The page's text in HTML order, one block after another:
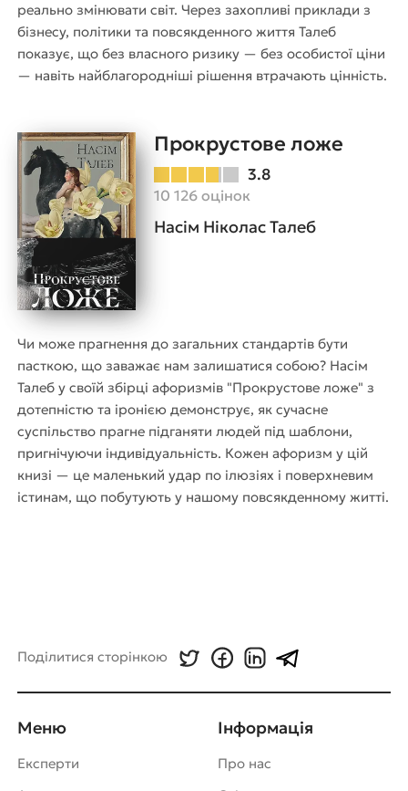
реально змінювати світ. Через захопливі приклади з
бізнесу, політики та повсякденного життя Талеб
показує, що без власного ризику — без особистої ціни
— навіть найблагородніші рішення втрачають цінність.
Прокрустове ложе
3.8
10 126 оцінок
Насім Ніколас Талеб
Чи може прагнення до загальних стандартів бути
пасткою, що заважає нам залишатися собою? Насім
Талеб у своїй збірці афоризмів "Прокрустове ложе" з
дотепністю та іронією демонструє, як сучасне
суспільство прагне підганяти людей під шаблони,
пригнічуючи індивідуальність. Кожен афоризм у цій
книзі — це маленький удар по ілюзіях і поверхневим
істинам, що побутують у нашому повсякденному житті.
Поділитися сторінкою
Меню
Експерти
Інформація
Про нас